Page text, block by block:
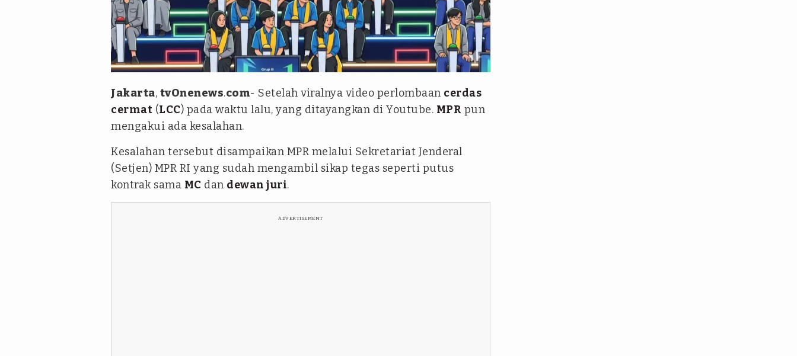
dok.kolase tvOnenews.com /antara/Gemini AI
Jakarta, tvOnenews.com- Setelah viralnya video perlombaan cerdas
cermat (LCC) pada waktu lalu, yang ditayangkan di Youtube. MPR pun
mengakui ada kesalahan.
Kesalahan tersebut disampaikan MPR melalui Sekretariat Jenderal
(Setjen) MPR RI yang sudah mengambil sikap tegas seperti putus
kontrak sama MC dan dewan juri.
ADVERTISEMENT